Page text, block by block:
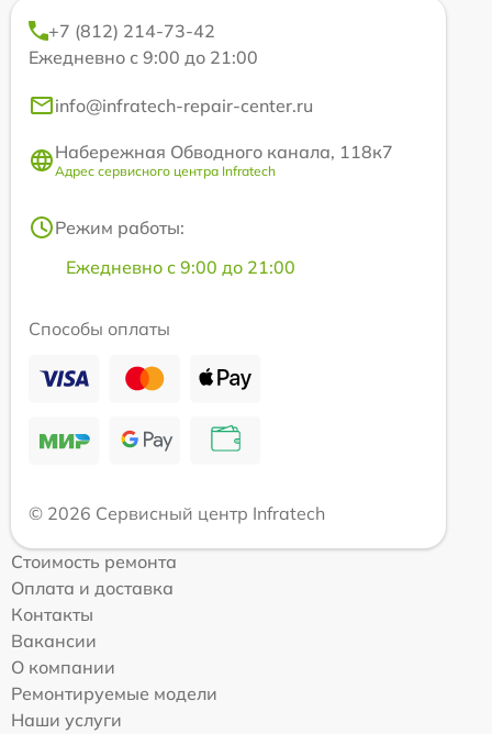
+7 (812) 214-73-42
Ежедневно с 9:00 до 21:00
info@infratech-repair-center.ru
Набережная Обводного канала, 118к7
Адрес сервисного центра Infratech
Режим работы:
Ежедневно с 9:00 до 21:00
Способы оплаты
© 2026 Сервисный центр Infratech
Стоимость ремонта
Оплата и доставка
Контакты
Вакансии
О компании
Ремонтируемые модели
Наши услуги